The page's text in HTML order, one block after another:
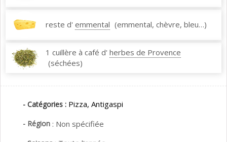
reste d' emmental (emmental, chèvre, bleu…)
1 cuillère à café d' herbes de Provence
(séchées)
- Catégories : Pizza, Antigaspi
- Région : Non spécifiée